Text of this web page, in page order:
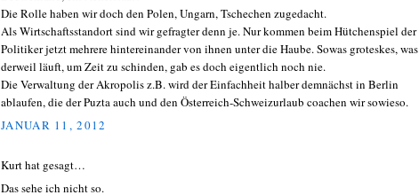
Die Rolle haben wir doch den Polen, Ungarn, Tschechen zugedacht.
Als Wirtschaftsstandort sind wir gefragter denn je. Nur kommen beim Hütchenspiel der
Politiker jetzt mehrere hintereinander von ihnen unter die Haube. Sowas groteskes, was
derweil läuft, um Zeit zu schinden, gab es doch eigentlich noch nie.
Die Verwaltung der Akropolis z.B. wird der Einfachheit halber demnächst in Berlin
ablaufen, die der Puzta auch und den Österreich-Schweizurlaub coachen wir sowieso.
JANUAR 11, 2012
Kurt hat gesagt…
Das sehe ich nicht so.